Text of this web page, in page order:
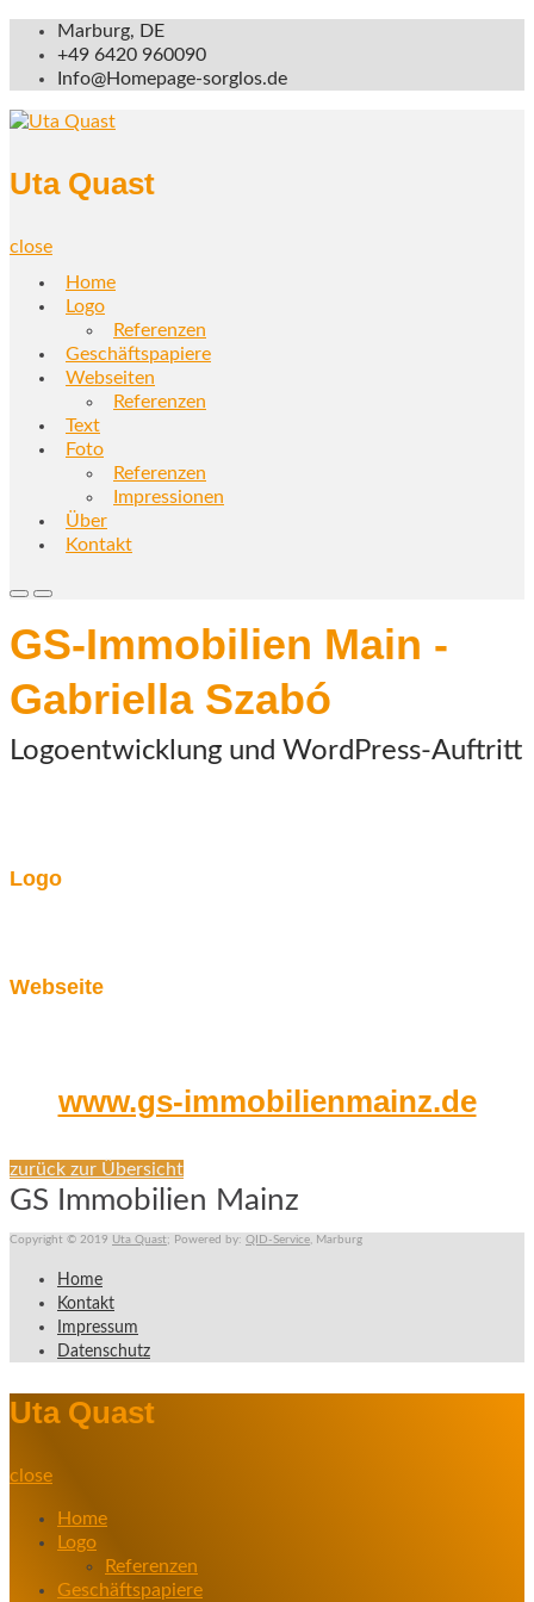
Skip
content
Marburg, DE
+49 6420 960090
Info@Homepage-sorglos.de
Uta Quast
close
Home
Logo
Referenzen
Geschäftspapiere
Webseiten
Referenzen
Text
Foto
Referenzen
Impressionen
Über
Kontakt
Primary
for
Mobile
Primary
for
Desktop
GS-Immobilien Main -
Gabriella Szabó
Logoentwicklung und WordPress-Auftritt
Logo
Webseite
www.gs-immobilienmainz.de
zurück zur Übersicht
GS Immobilien Mainz
Copyright © 2019 Uta Quast ; Powered by: QID-Service, Marburg
Home
Kontakt
Impressum
Datenschutz
Uta Quast
close
Home
Logo
Referenzen
Geschäftspapiere